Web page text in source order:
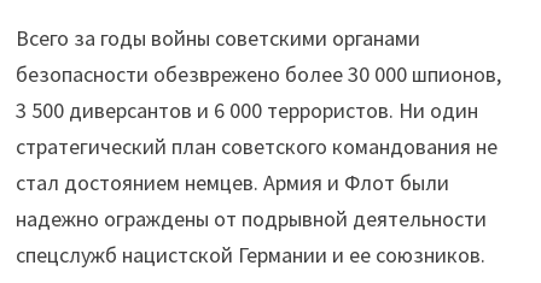
Всего за годы войны советскими органами
безопасности обезврежено более 30 000 шпионов,
3 500 диверсантов и 6 000 террористов. Ни один
стратегический план советского командования не
стал достоянием немцев. Армия и Флот были
надежно ограждены от подрывной деятельности
спецслужб нацистской Германии и ее союзников.